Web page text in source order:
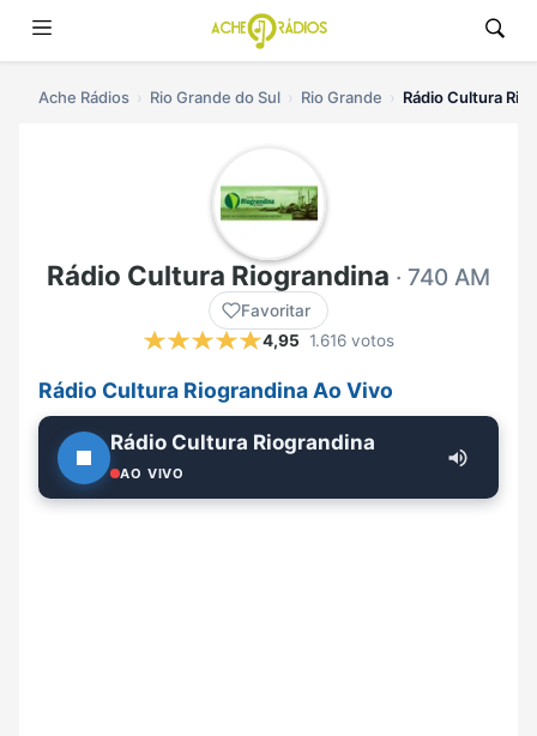
Ache Rádios Rio Grande do Sul Rio Grande Rádio Cultura
Rádio Cultura Riograndina · 740 AM
Favoritar
4,95
1.616 votos
Rádio Cultura Riograndina Ao Vivo
Rádio Cultura Riograndina
AO VIVO